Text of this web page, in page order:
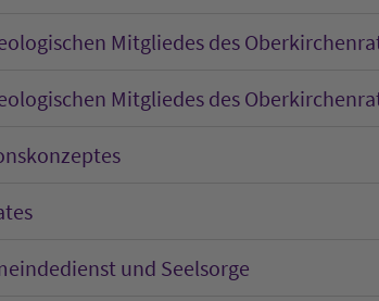
Mitgliedes des
Mitgliedes des
und Seelsorge